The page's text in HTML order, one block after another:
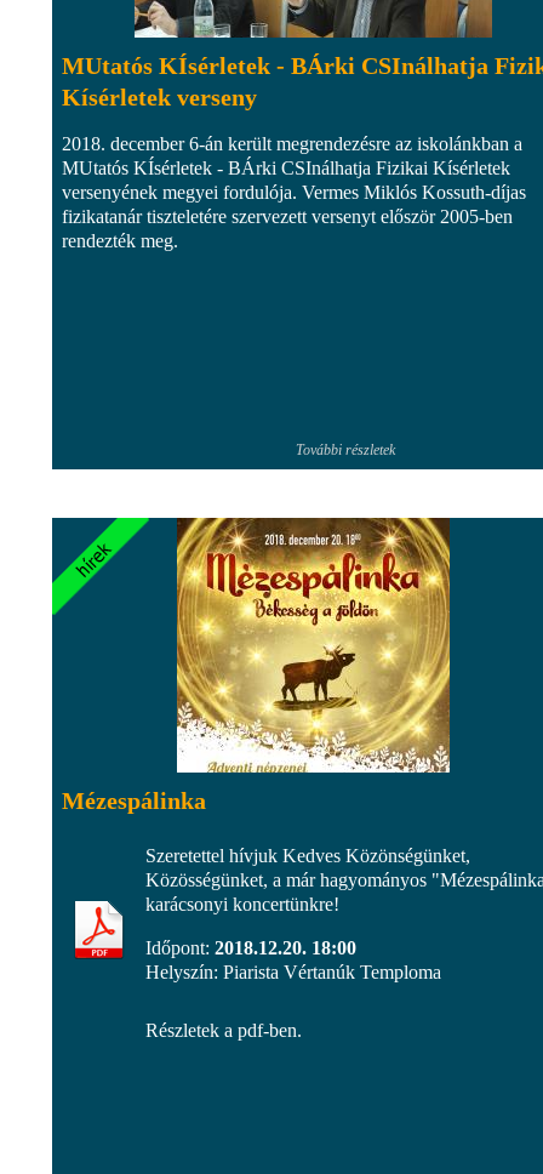
MUtatós KÍsérletek - BÁrki CSInálhatja
Kísérletek verseny
2018. december 6-án került megrendezésre az iskolánkban a
MUtatós KÍsérletek - BÁrki CSInálhatja Fizikai Kísérletek
versenyének megyei fordulója. Vermes Miklós Kossuth-díjas
fizikatanár tiszteletére szervezett versenyt először 2005-ben
rendezték meg.
További részletek
Mézespálinka
Szeretettel hívjuk Kedves Közönségünket,
Közösségünket, a már hagyományos
karácsonyi koncertünkre!
Időpont: 2018.12.20. 18:00
Helyszín: Piarista Vértanúk Temploma
Részletek a pdf-ben.